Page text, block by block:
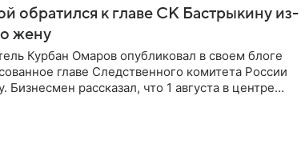
обратился к главе СК Бастрыкину из-
жену
Курбан Омаров опубликовал в своем блоге
главе Следственного комитета России
Бизнесмен рассказал, что 1 августа в центре